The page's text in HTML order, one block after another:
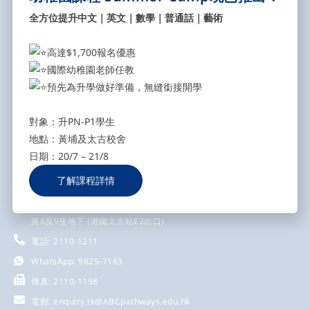
海外學生提供優質及零壓力學習的教育環境。
黃埔校舍
地址: 九龍紅磡海逸道8號海逸坊
低層地下LG01, 01A ,01B舖及高層地下UG45A-C舖
WhatsApp: 7075-2110
傳真: 2110-9960
電郵:
enquiry.wp@ABCpathways.edu.hk
太古校舍
第8及9座地下 (港鐵太古站E2出口)
電話: 2110-1211
WhatsApp: 9825-7163
傳真: 2110-1198
電郵: enquiry.tk@ABCpathways.edu.hk
全方位提升中文｜英文｜數學｜普通話｜藝術
高達$1,700報名優惠
國際幼稚園老師任教
預先為升學做好準備，無縫銜接開學
對象：升PN-P1學生
地點：黃埔及太古校舍
日期：20/7 – 21/8
了解課程詳情